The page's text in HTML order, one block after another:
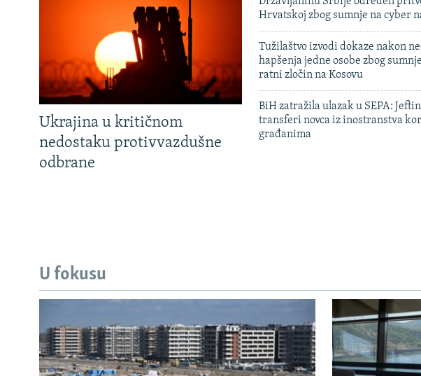
Ukrajina u kritičnom
nedostaku protivvazdušne
odbrane
Hrvatskoj zbog sumnje na cyber
Tužilaštvo izvodi dokaze nakon
hapšenja jedne osobe zbog
ratni zločin na Kosovu
BiH zatražila ulazak u SEPA:
transferi novca iz inostranstva
građanima
U fokusu